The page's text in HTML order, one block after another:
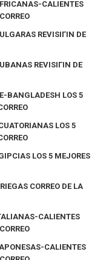
CALIENTES
REVISIГІN DE
REVISIГІN DE
BANGLADESH LOS 5
LOS 5
LOS 5 MEJORES
CORREO DE LA
CALIENTES
CALIENTES